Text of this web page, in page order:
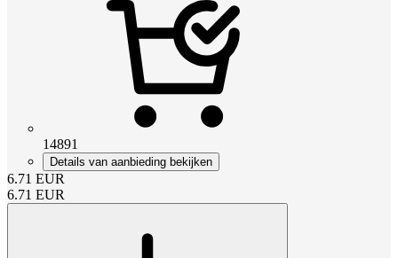
14891
Details van aanbieding bekijken
6.71 EUR
6.71 EUR